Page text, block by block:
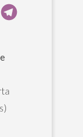
Telegram